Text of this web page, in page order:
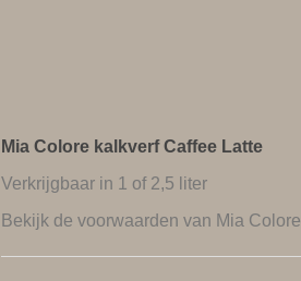
Mia Colore kalkverf Caffee Latte
Verkrijgbaar in 1 of 2,5 liter
Bekijk de voorwaarden van Mia Colore